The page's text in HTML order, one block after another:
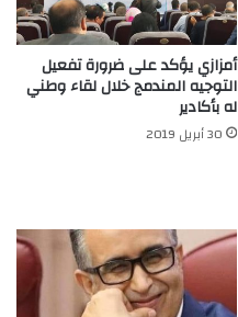
أمزازي يؤكد على ضرورة تفعيل
التوجيه المندمج خلال لقاء وطني
له بأكادير
30 أبريل 2019